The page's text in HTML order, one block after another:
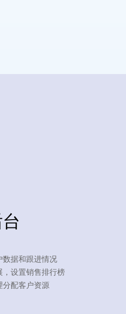
数据和跟进情况
，设置销售排行榜
分配客户资源